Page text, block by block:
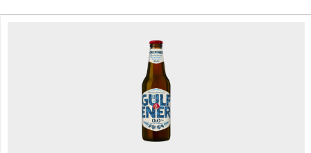
natuurlijke smaken zoals jeneverbessen, zoethout,
druiven, rood fruit, vanille uit de eikenhouten vaten en